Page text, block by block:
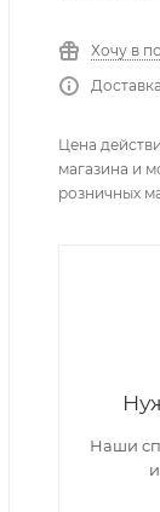
Хочу в
Цена
магазина и
розничных
Наши